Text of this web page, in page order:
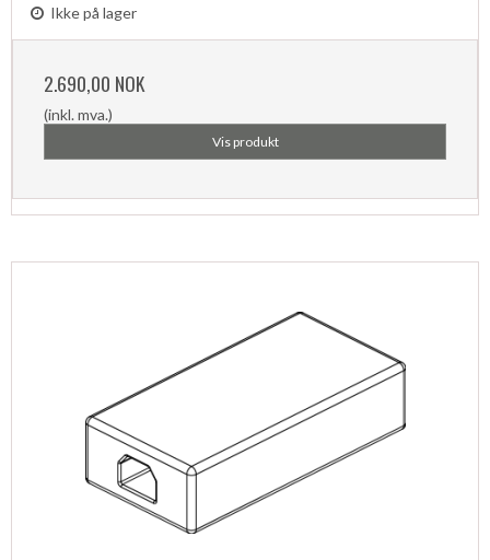
Ikke på lager
2.690,00 NOK
(inkl. mva.)
Vis produkt